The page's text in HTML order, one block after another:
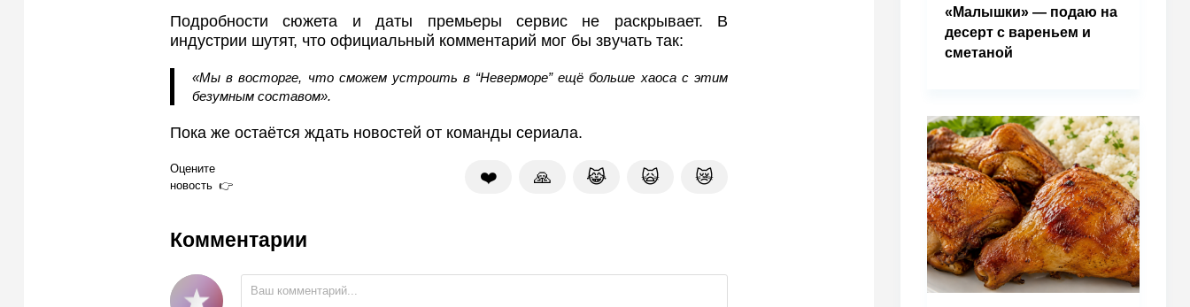
Подробности сюжета и даты премьеры сервис не раскрывает. В
индустрии шутят, что официальный комментарий мог бы звучать так:
«Мы в восторге, что сможем устроить в “Неверморе” ещё больше хаоса с этим
безумным составом».
Пока же остаётся ждать новостей от команды сериала.
Оцените
новость
❤️ 🙏 😹 🙀 😿
Комментарии
«Малышки» — подаю на
десерт с вареньем и
сметаной